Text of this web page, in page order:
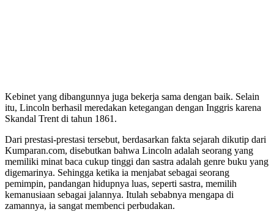
Kebinet yang dibangunnya juga bekerja sama dengan baik. Selain
itu, Lincoln berhasil meredakan ketegangan dengan Inggris karena
Skandal Trent di tahun 1861.
Dari prestasi-prestasi tersebut, berdasarkan fakta sejarah dikutip dari
Kumparan.com, disebutkan bahwa Lincoln adalah seorang yang
memiliki minat baca cukup tinggi dan sastra adalah genre buku yang
digemarinya. Sehingga ketika ia menjabat sebagai seorang
pemimpin, pandangan hidupnya luas, seperti sastra, memilih
kemanusiaan sebagai jalannya. Itulah sebabnya mengapa di
zamannya, ia sangat membenci perbudakan.